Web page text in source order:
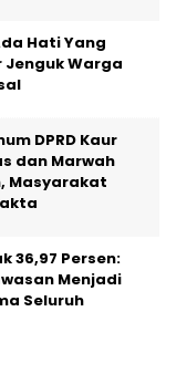
Hati Yang
Jenguk Warga
DPRD Kaur
dan Marwah
Masyarakat
36,97 Persen:
Menjadi
Seluruh